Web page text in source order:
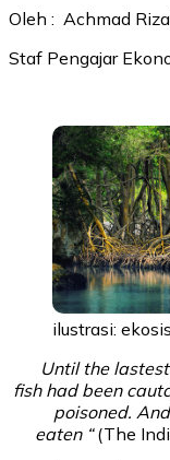
Oleh : Achmad
Staf Pengajar
ilustrasi:
Until the
fish had been
poisoned.
eaten “(The